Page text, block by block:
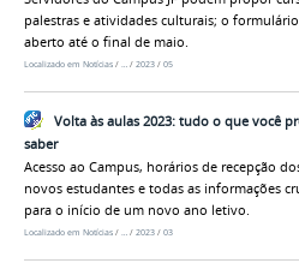
palestras e atividades culturais; o
aberto até o final de maio.
Localizado em Notícias / / 2023 / 05
Volta às aulas 2023: tudo o que você
saber
Acesso ao Campus, horários de recepção
novos estudantes e todas as informações
para o início de um novo ano letivo.
Localizado em Notícias / … / 2023 / 03